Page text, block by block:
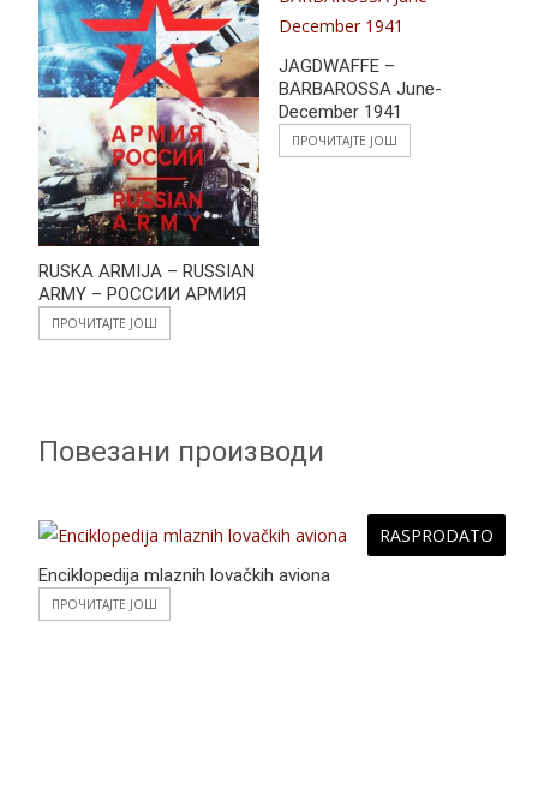
RUSKA ARMIJA – RUSSIAN
ARMY – РОССИИ АРМИЯ
ПРОЧИТАЈТЕ ЈОШ
JAGDWAFFE –
BARBAROSSA June-
December 1941
ПРОЧИТАЈТЕ ЈОШ
Повезани производи
RASPRODATO
Enciklopedija mlaznih lovačkih aviona
ПРОЧИТАЈТЕ ЈОШ